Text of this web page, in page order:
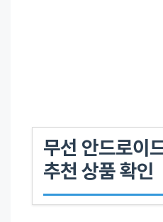
무선 안드로이
추천 상품 확인